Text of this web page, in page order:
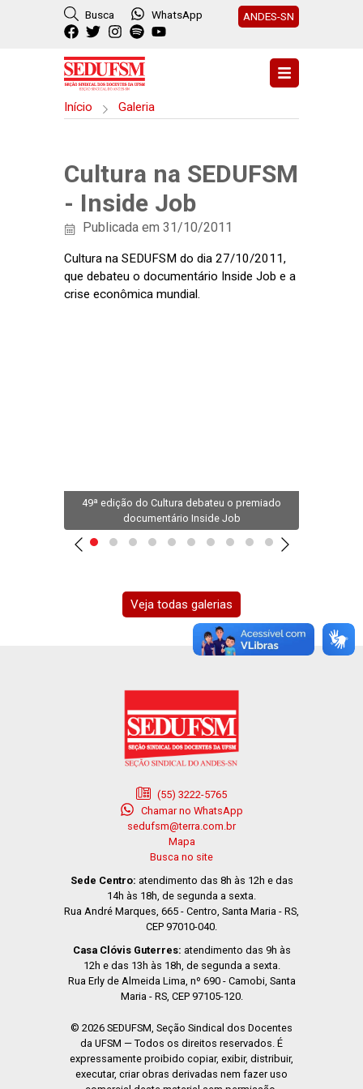
Busca WhatsApp ANDES-SN
Início Galeria
Cultura na SEDUFSM
- Inside Job
Publicada em 31/10/2011
Cultura na SEDUFSM do dia 27/10/2011,
que debateu o documentário Inside Job e a
crise econômica mundial.
49ª edição do Cultura debateu o premiado
documentário Inside Job
Veja todas galerias
(55) 3222-5765
Chamar no WhatsApp
sedufsm@terra.com.br
Mapa
Busca no site
Sede Centro: atendimento das 8h às 12h e das
14h às 18h, de segunda a sexta.
Rua André Marques, 665 - Centro, Santa Maria - RS,
CEP 97010-040.
Casa Clóvis Guterres: atendimento das 9h às
12h e das 13h às 18h, de segunda a sexta.
Rua Erly de Almeida Lima, nº 690 - Camobi, Santa
Maria - RS, CEP 97105-120.
© 2026 SEDUFSM, Seção Sindical dos Docentes
da UFSM — Todos os direitos reservados. É
expressamente proibido copiar, exibir, distribuir,
executar, criar obras derivadas nem fazer uso